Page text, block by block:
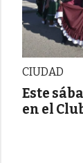
CIUDAD
Este
en el